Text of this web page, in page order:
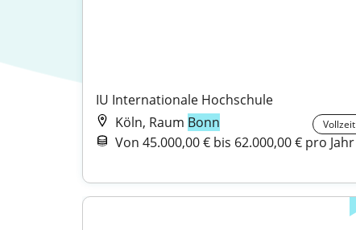
IU Internationale Hochschule
Köln, Raum Bonn Vollzeit
Von 45.000,00 € bis 62.000,00 € pro Jahr